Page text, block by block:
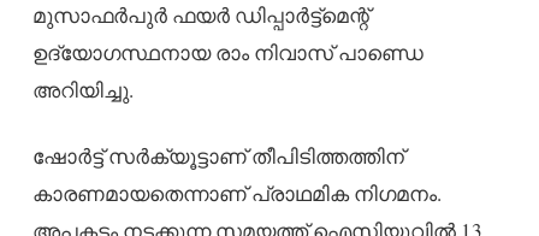
മുസാഫർപുർ ഫയർ ഡിപ്പാർട്ട്മെന്റ്
ഉദ്യോഗസ്ഥനായ രാം നിവാസ് പാണ്ഡെ
അറിയിച്ചു.
ഷോർട്ട് സർക്യൂട്ടാണ് തീപിടിത്തത്തിന്
കാരണമായതെന്നാണ് പ്രാഥമിക നിഗമനം.